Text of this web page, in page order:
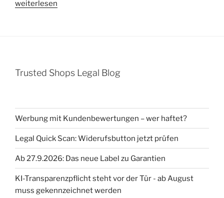
„Berechtigungsanfrage
wegen
–
Tampen
/
Zubereitung
Kaffee“
weiterlesen
Trusted Shops Legal Blog
Werbung mit Kundenbewertungen – wer haftet?
Legal Quick Scan: Widerufsbutton jetzt prüfen
Ab 27.9.2026: Das neue Label zu Garantien
KI-Transparenzpflicht steht vor der Tür - ab August
muss gekennzeichnet werden